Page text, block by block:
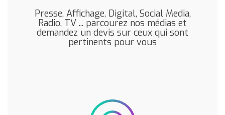
Presse, Affichage, Digital, Social Media,
Radio, TV ... parcourez nos médias et
demandez un devis sur ceux qui sont
pertinents pour vous